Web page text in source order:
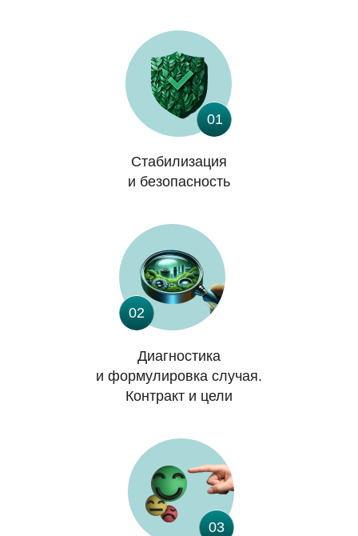
Стабилизация
и безопасность
01
Диагностика
и формулировка случая.
Контракт и цели
02
03